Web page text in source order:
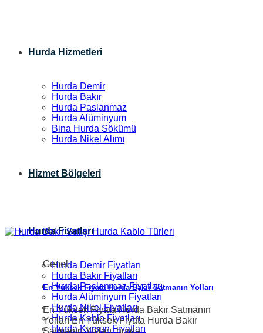
Hurda Hizmetleri
Hurda Demir
Hurda Bakır
Hurda Paslanmaz
Hurda Alüminyum
Bina Hurda Sökümü
Hurda Nikel Alımı
Hizmet Bölgeleri
Hurda Fiyatları
Hurda Demir Fiyatları
Hurda Bakır Fiyatları
Hurda Paslanmaz Fiyatları
Hurda Alüminyum Fiyatları
Hurda Nikel Fiyatları
Hurda Kablo Fiyatları
Hurda Kurşun Fiyatları
Genel
En Yüksek Fiyata Hurda Bakır Satmanın Yolları
En Yüksek Fiyata Hurda Bakır Satmanın
Yolları En Yüksek Fiyata Hurda Bakır
Satmanın Yolları, hurda